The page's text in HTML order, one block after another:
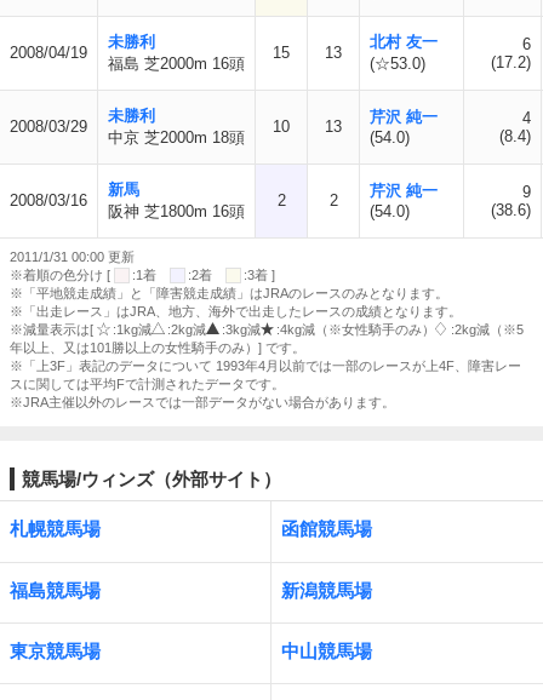
2008/04/19
未勝利
福島 芝2000m 16頭
15 13
北村 友一
(☆53.0)
6
(17.2)
2008/03/29
未勝利
中京 芝2000m 18頭
10 13
芹沢 純一
(54.0)
4
(8.4)
2008/03/16
新馬
阪神 芝1800m 16頭
2 2
芹沢 純一
(54.0)
9
(38.6)
2011/1/31 00:00 更新
※着順の色分け [
:1着 :2着
:3着 ]
※「平地競走成績」と「障害競走成績」はJRAのレースのみとなります。
※「出走レース」はJRA、地方、海外で出走したレースの成績となります。
※減量表示は[
:1kg減 :2kg減 :3kg減 :4kg減（※女性騎手のみ）
:2kg減（※5
年以上、又は101勝以上の女性騎手のみ）] です。
※「上3F」表記のデータについて 1993年4月以前では一部のレースが上4F、障害レー
スに関しては平均Fで計測されたデータです。
※JRA主催以外のレースでは一部データがない場合があります。
競馬場/ウィンズ（外部サイト）
札幌競馬場 函館競馬場
福島競馬場 新潟競馬場
東京競馬場 中山競馬場